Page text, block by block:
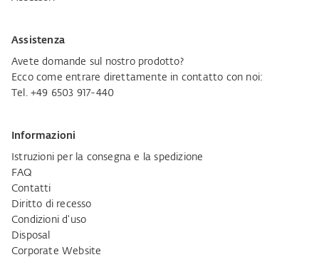
Assistenza
Avete domande sul nostro prodotto?
Ecco come entrare direttamente in contatto con noi:
Tel. +49 6503 917-440
Informazioni
Istruzioni per la consegna e la spedizione
FAQ
Contatti
Diritto di recesso
Condizioni d'uso
Disposal
Corporate Website